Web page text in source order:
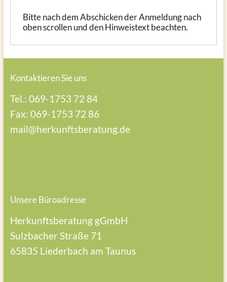
Bitte nach dem Abschicken der Anmeldung nach
oben scrollen und den Hinweistext beachten.
Kontaktieren Sie uns
Tel.: 069-1753 72 84
Fax: 069-1753 72 86
mail@herkunftsberatung.de
Unsere Büroadresse
Herkunftsberatung gGmbH
Sulzbacher Straße 71
65835 Liederbach am Taunus